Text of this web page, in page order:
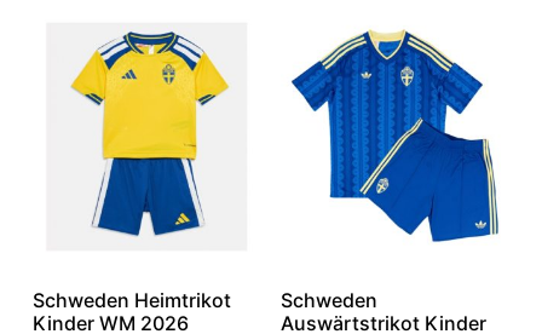
Schweden Heimtrikot
Kinder WM 2026
Schweden
Auswärtstrikot Kinder